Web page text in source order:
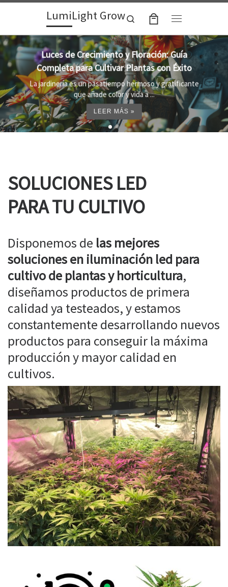
Skip to contentLumiLight Grow
Search
Lámparas para indoor: la clave para un
crecimiento óptimo de tus plantas
Al cultivar plantas en el interior, es importante
proporcionar el entorno adecuado ...
LEER MÁS »
SOLUCIONES LED
PARA TU CULTIVO
Disponemos de las mejores
soluciones en iluminación led para
cultivo de plantas y horticultura,
diseñamos productos de primera
calidad ya testeados, y estamos
constantemente desarrollando nuevos
productos para conseguir la máxima
producción y mayor calidad en
cultivos.